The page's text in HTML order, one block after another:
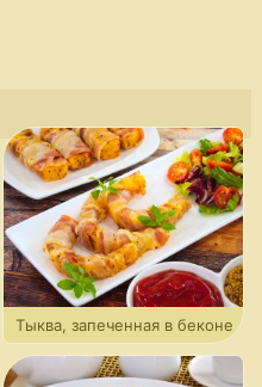
Тыква, запеченная в беконе